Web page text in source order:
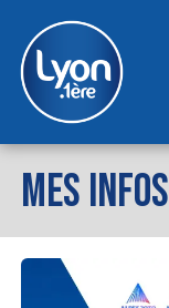
MES INFOS